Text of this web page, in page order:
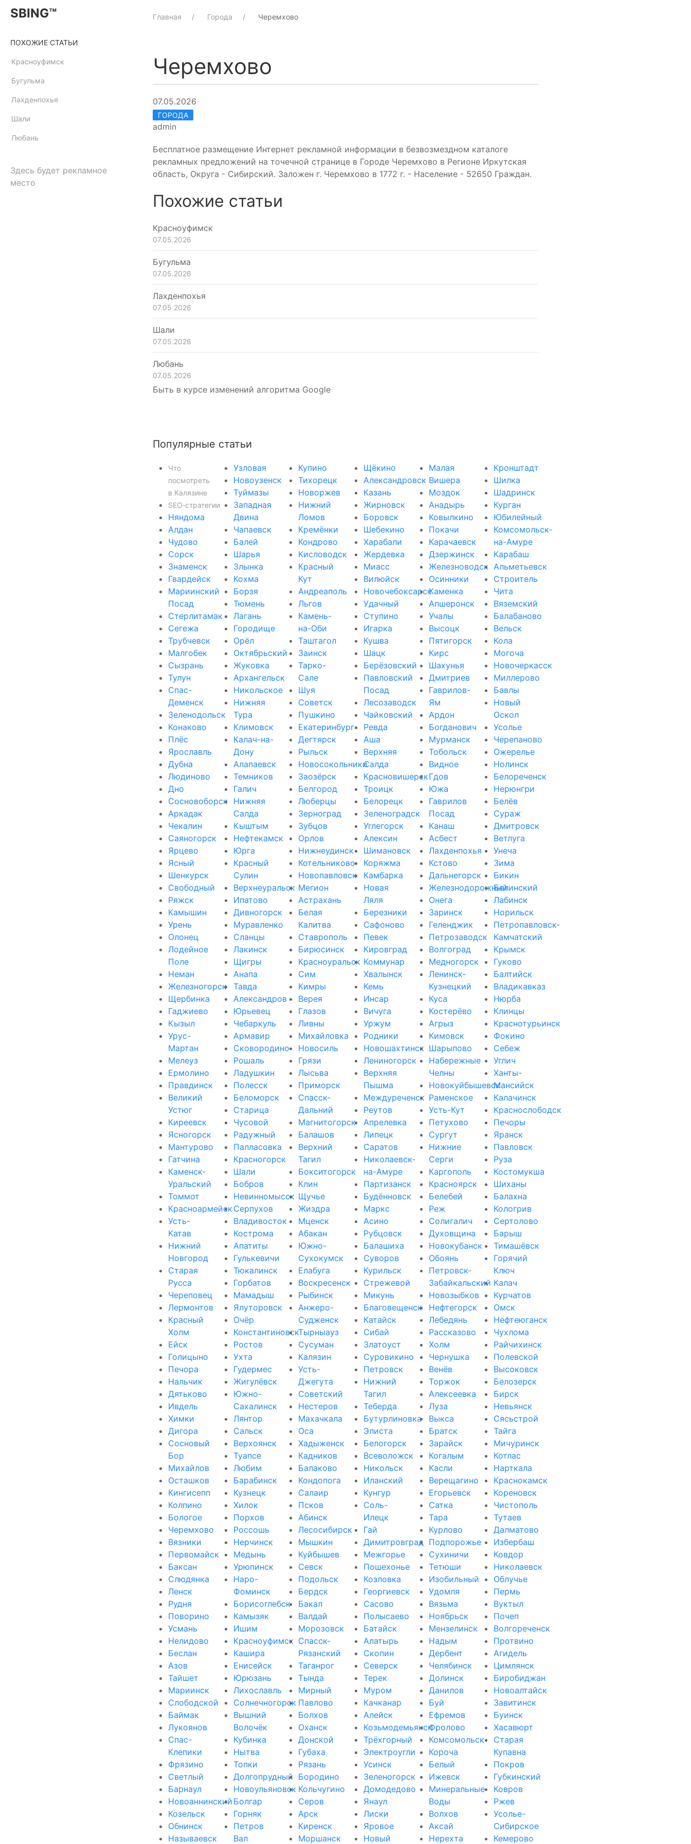
SBING™
ПОХОЖИЕ СТАТЬИ
Красноуфимск
Бугульма
Лахденпохья
Шали
Любань
Здесь будет рекламное
место
Главная Города Черемхово
Черемхово
07.05.2026
ГОРОДА
admin
Бесплатное размещение Интернет рекламной информации в безвозмездном каталоге
рекламных предложений на точечной странице в Городе Черемхово в Регионе Иркутская
область, Округа - Сибирский. Заложен г. Черемхово в 1772 г. - Население - 52650 Граждан.
Похожие статьи
Красноуфимск
07.05.2026
Бугульма
07.05.2026
Лахденпохья
07.05.2026
Шали
07.05.2026
Любань
07.05.2026
Быть в курсе изменений алгоритма Google
Популярные статьи
Что
посмотреть
в Калязине
SEO‑стратегии
Няндома
Алдан
Чудово
Сорск
Знаменск
Гвардейск
Мариинский
Посад
Стерлитамак
Сегежа
Трубчевск
Малгобек
Сызрань
Тулун
Спас-
Деменск
Зеленодольск
Конаково
Плёс
Ярославль
Дубна
Людиново
Дно
Сосновоборск
Аркадак
Чекалин
Саяногорск
Ярцево
Ясный
Шенкурск
Свободный
Ряжск
Камышин
Урень
Олонец
Лодейное
Поле
Неман
Железногорск
Щербинка
Гаджиево
Кызыл
Урус-
Мартан
Мелеуз
Ермолино
Правдинск
Великий
Устюг
Киреевск
Ясногорск
Мантурово
Гатчина
Каменск-
Уральский
Томмот
Красноармейск
Усть-
Катав
Нижний
Новгород
Старая
Русса
Череповец
Лермонтов
Красный
Холм
Ейск
Голицыно
Печора
Нальчик
Дятьково
Ивдель
Химки
Дигора
Сосновый
Бор
Михайлов
Осташков
Кингисепп
Колпино
Бологое
Черемхово
Вязники
Первомайск
Баксан
Слюдянка
Ленск
Рудня
Поворино
Усмань
Нелидово
Беслан
Азов
Тайшет
Мариинск
Слободской
Баймак
Лукоянов
Спас-
Клепики
Фрязино
Светлый
Барнаул
Новоаннинский
Козельск
Обнинск
Называевск
Узловая
Новоузенск
Туймазы
Западная
Двина
Чапаевск
Балей
Шарья
Злынка
Кохма
Борзя
Тюмень
Лагань
Городище
Орёл
Октябрьский
Жуковка
Архангельск
Никольское
Нижняя
Тура
Климовск
Калач-на-
Дону
Алапаевск
Темников
Галич
Нижняя
Салда
Кыштым
Нефтекамск
Юрга
Красный
Сулин
Верхнеуральск
Ипатово
Дивногорск
Муравленко
Сланцы
Лакинск
Щигры
Анапа
Тавда
Александров
Юрьевец
Чебаркуль
Армавир
Сковородино
Рошаль
Ладушкин
Полесск
Беломорск
Старица
Чусовой
Радужный
Палласовка
Красногорск
Шали
Бобров
Невинномысск
Серпухов
Владивосток
Кострома
Апатиты
Гулькевичи
Тюкалинск
Горбатов
Мамадыш
Ялуторовск
Очёр
Константиновск
Ростов
Ухта
Гудермес
Жигулёвск
Южно-
Сахалинск
Лянтор
Сальск
Верхоянск
Туапсе
Любим
Барабинск
Кузнецк
Хилок
Порхов
Россошь
Нерчинск
Медынь
Урюпинск
Наро-
Фоминск
Борисоглебск
Камызяк
Ишим
Красноуфимск
Кашира
Енисейск
Юрюзань
Лихославль
Солнечногорск
Вышний
Волочёк
Кубинка
Нытва
Топки
Долгопрудный
Новоульяновск
Болгар
Горняк
Петров
Вал
Купино
Тихорецк
Новоржев
Нижний
Ломов
Кремёнки
Кондрово
Кисловодск
Красный
Кут
Андреаполь
Льгов
Камень-
на-Оби
Таштагол
Заинск
Тарко-
Сале
Шуя
Советск
Пушкино
Екатеринбург
Дегтярск
Рыльск
Новосокольники
Заозёрск
Белгород
Люберцы
Зерноград
Зубцов
Орлов
Нижнеудинск
Котельниково
Новопавловск
Мегион
Астрахань
Белая
Калитва
Ставрополь
Бирюсинск
Красноуральск
Сим
Кимры
Верея
Глазов
Ливны
Михайловка
Новосиль
Грязи
Лысьва
Приморск
Спасск-
Дальний
Магнитогорск
Балашов
Верхний
Тагил
Бокситогорск
Клин
Щучье
Жиздра
Мценск
Абакан
Южно-
Сухокумск
Елабуга
Воскресенск
Рыбинск
Анжеро-
Судженск
Тырныауз
Сусуман
Калязин
Усть-
Джегута
Советский
Нестеров
Махачкала
Оса
Хадыженск
Кадников
Балаково
Кондопога
Салаир
Псков
Абинск
Лесосибирск
Мышкин
Куйбышев
Севск
Подольск
Бердск
Бакал
Валдай
Морозовск
Спасск-
Рязанский
Таганрог
Тында
Мирный
Павлово
Болхов
Оханск
Донской
Губаха
Рязань
Бородино
Кольчугино
Серов
Арск
Киренск
Моршанск
Щёкино
Александровск
Казань
Жирновск
Боровск
Шебекино
Харабали
Жердевка
Миасс
Вилюйск
Новочебоксарск
Удачный
Ступино
Игарка
Кушва
Шацк
Берёзовский
Павловский
Посад
Лесозаводск
Чайковский
Ревда
Аша
Верхняя
Салда
Красновишерск
Троицк
Белорецк
Зеленоградск
Углегорск
Алексин
Шимановск
Коряжма
Камбарка
Новая
Ляля
Березники
Сафоново
Певек
Кировград
Коммунар
Хвалынск
Кемь
Инсар
Вичуга
Уржум
Родники
Новошахтинск
Лениногорск
Верхняя
Пышма
Междуреченск
Реутов
Апрелевка
Липецк
Саратов
Николаевск-
на-Амуре
Партизанск
Будённовск
Маркс
Асино
Рубцовск
Балашиха
Суворов
Курильск
Стрежевой
Микунь
Благовещенск
Катайск
Сибай
Златоуст
Суровикино
Петровск
Нижний
Тагил
Теберда
Бутурлиновка
Элиста
Белогорск
Всеволожск
Никольск
Иланский
Кунгур
Соль-
Илецк
Гай
Димитровград
Межгорье
Пошехонье
Козловка
Георгиевск
Сасово
Полысаево
Батайск
Алатырь
Скопин
Северск
Терек
Муром
Качканар
Алейск
Козьмодемьянск
Трёхгорный
Электроугли
Усинск
Зеленогорск
Домодедово
Янаул
Лиски
Яровое
Новый
Малая
Вишера
Моздок
Анадырь
Ковылкино
Покачи
Карачаевск
Дзержинск
Железноводск
Осинники
Каменка
Апшеронск
Учалы
Высоцк
Пятигорск
Кирс
Шахунья
Дмитриев
Гаврилов-
Ям
Ардон
Богданович
Мурманск
Тобольск
Видное
Гдов
Южа
Гаврилов
Посад
Канаш
Асбест
Лахденпохья
Кстово
Дальнегорск
Железнодорожный
Онега
Заринск
Геленджик
Петрозаводск
Волгоград
Медногорск
Ленинск-
Кузнецкий
Куса
Костерёво
Агрыз
Кимовск
Шарыпово
Набережные
Челны
Новокуйбышевск
Раменское
Усть-Кут
Петухово
Сургут
Нижние
Серги
Каргополь
Красноярск
Белебей
Реж
Солигалич
Духовщина
Новокубанск
Обоянь
Петровск-
Забайкальский
Новозыбков
Нефтегорск
Лебедянь
Рассказово
Холм
Чернушка
Венёв
Торжок
Алексеевка
Луза
Выкса
Братск
Зарайск
Когалым
Касли
Верещагино
Егорьевск
Сатка
Тара
Курлово
Подпорожье
Сухиничи
Тетюши
Изобильный
Удомля
Вязьма
Ноябрьск
Мензелинск
Надым
Дербент
Челябинск
Долинск
Данилов
Буй
Ефремов
Фролово
Комсомольск
Короча
Белый
Ижевск
Минеральные
Воды
Волхов
Аксай
Нерехта
Кронштадт
Шилка
Шадринск
Курган
Юбилейный
Комсомольск-
на-Амуре
Карабаш
Альметьевск
Строитель
Чита
Вяземский
Балабаново
Вельск
Кола
Могоча
Новочеркасск
Миллерово
Бавлы
Новый
Оскол
Усолье
Черепаново
Ожерелье
Нолинск
Белореченск
Нерюнгри
Белёв
Сураж
Дмитровск
Ветлуга
Унеча
Зима
Бикин
Белинский
Лабинск
Норильск
Петропавловск-
Камчатский
Крымск
Гуково
Балтийск
Владикавказ
Нюрба
Клинцы
Краснотурьинск
Фокино
Себеж
Углич
Ханты-
Мансийск
Калачинск
Краснослободск
Печоры
Яранск
Павловск
Руза
Костомукша
Шиханы
Балахна
Кологрив
Сертолово
Барыш
Тимашёвск
Горячий
Ключ
Калач
Курчатов
Омск
Нефтеюганск
Чухлома
Райчихинск
Полевской
Высоковск
Белозерск
Бирск
Невьянск
Сясьстрой
Тайга
Мичуринск
Котлас
Нарткала
Краснокамск
Кореновск
Чистополь
Тутаев
Далматово
Избербаш
Ковдор
Николаевск
Облучье
Пермь
Вуктыл
Почеп
Волгореченск
Протвино
Агидель
Цимлянск
Биробиджан
Новоалтайск
Завитинск
Буинск
Хасавюрт
Старая
Купавна
Покров
Губкинский
Ковров
Ржев
Усолье-
Сибирское
Кемерово